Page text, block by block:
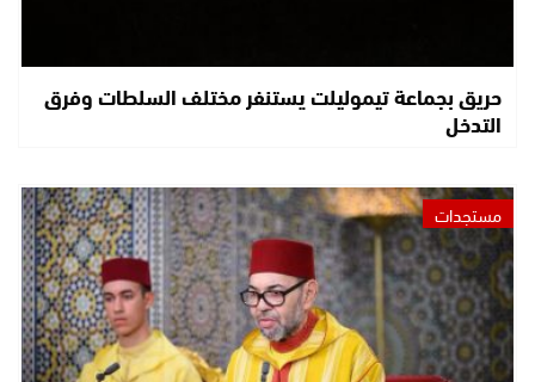
حريق بجماعة تيموليلت يستنفر مختلف السلطات وفرق
التدخل
مستجدات